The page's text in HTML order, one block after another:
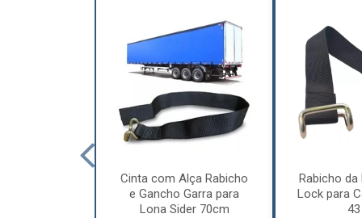
Cinta com Alça Rabicho
e Gancho Garra para
Lona Sider 70cm
Rabicho da
Lock para